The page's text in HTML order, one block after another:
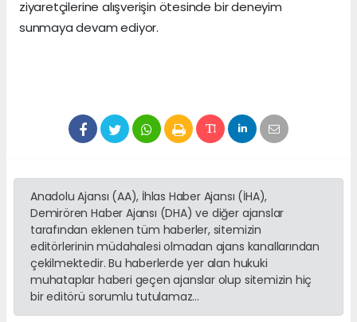
ziyaretçilerine alışverişin ötesinde bir deneyim
sunmaya devam ediyor.
Anadolu Ajansı (AA), İhlas Haber Ajansı (İHA),
Demirören Haber Ajansı (DHA) ve diğer ajanslar
tarafından eklenen tüm haberler, sitemizin
editörlerinin müdahalesi olmadan ajans kanallarından
çekilmektedir. Bu haberlerde yer alan hukuki
muhataplar haberi geçen ajanslar olup sitemizin hiç
bir editörü sorumlu tutulamaz...